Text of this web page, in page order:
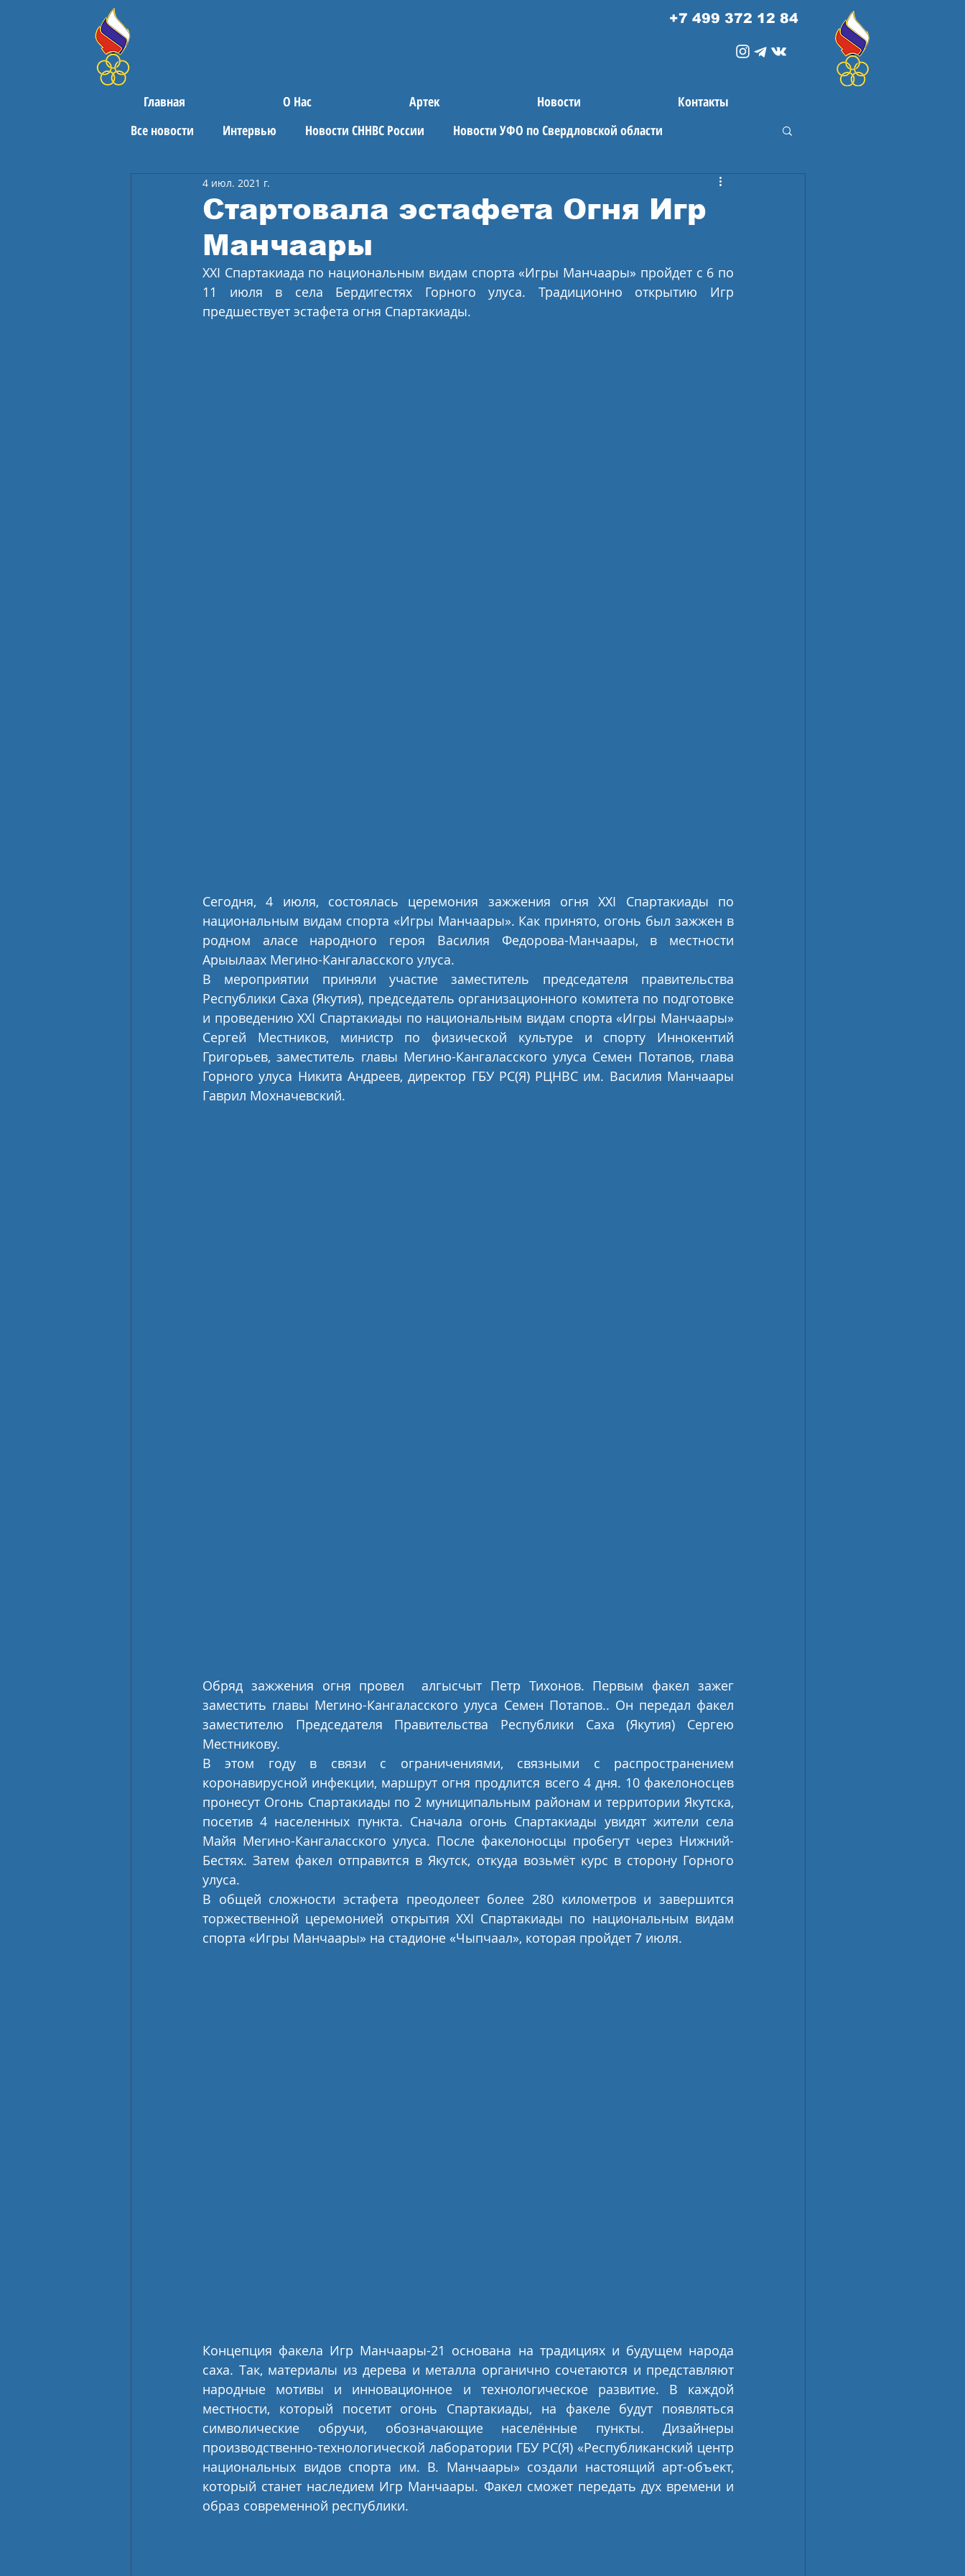
+7 499 372 12 84
Главная О Нас Артек Новости
Контакты
Все новости
Интервью Новости СННВС России Новости УФО по Свердловской области
Поздравления Спортивные новости
Стартовала эстафета Огня Игр
Манчаары
4 июл. 2021 г.
XXI Спартакиада по национальным видам спорта «Игры Манчаары» пройдет с 6 по
11 июля в села Бердигестях Горного улуса. Традиционно открытию Игр
предшествует эстафета огня Спартакиады.
Сегодня, 4 июля, состоялась церемония зажжения огня XXI Спартакиады по
национальным видам спорта «Игры Манчаары». Как принято, огонь был зажжен в
родном аласе народного героя Василия Федорова-Манчаары, в местности
Арыылаах Мегино-Кангаласского улуса.
В мероприятии приняли участие заместитель председателя правительства
Республики Саха (Якутия), председатель организационного комитета по подготовке
и проведению XXI Спартакиады по национальным видам спорта «Игры Манчаары»
Сергей Местников, министр по физической культуре и спорту Иннокентий
Григорьев, заместитель главы Мегино-Кангаласского улуса Семен Потапов, глава
Горного улуса Никита Андреев, директор ГБУ РС(Я) РЦНВС им. Василия Манчаары
Гаврил Мохначевский.
Обряд зажжения огня провел  алгысчыт Петр Тихонов. Первым факел зажег
заместить главы Мегино-Кангаласского улуса Семен Потапов.. Он передал факел
заместителю Председателя Правительства Республики Саха (Якутия) Сергею
Местникову.
В этом году в связи с ограничениями, связными с распространением
коронавирусной инфекции, маршрут огня продлится всего 4 дня. 10 факелоносцев
пронесут Огонь Спартакиады по 2 муниципальным районам и территории Якутска,
посетив 4 населенных пункта. Сначала огонь Спартакиады увидят жители села
Майя Мегино-Кангаласского улуса. После факелоносцы пробегут через Нижний-
Бестях. Затем факел отправится в Якутск, откуда возьмёт курс в сторону Горного
улуса.
В общей сложности эстафета преодолеет более 280 километров и завершится
торжественной церемонией открытия XXI Спартакиады по национальным видам
спорта «Игры Манчаары» на стадионе «Чыпчаал», которая пройдет 7 июля.
Концепция факела Игр Манчаары-21 основана на традициях и будущем народа
саха. Так, материалы из дерева и металла органично сочетаются и представляют
народные мотивы и инновационное и технологическое развитие. В каждой
местности, который посетит огонь Спартакиады, на факеле будут появляться
символические обручи, обозначающие населённые пункты. Дизайнеры
производственно-технологической лаборатории ГБУ РС(Я) «Республиканский центр
национальных видов спорта им. В. Манчаары» создали настоящий арт-объект,
который станет наследием Игр Манчаары. Факел сможет передать дух времени и
образ современной республики.